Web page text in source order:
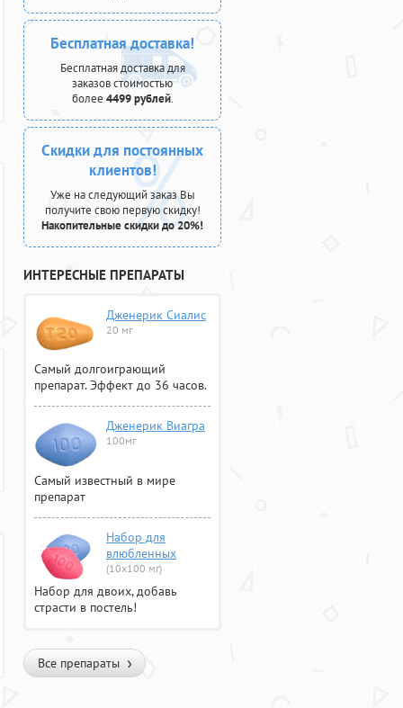
Бесплатная доставка!
Бесплатная доставка для
заказов стоимостью
более 4499 рублей.
Скидки для постоянных
клиентов!
Уже на следующий заказ Вы
получите свою первую скидку!
Накопительные скидки до 20%!
ИНТЕРЕСНЫЕ ПРЕПАРАТЫ
Дженерик Сиалис
20 мг
Самый долгоиграющий
препарат. Эффект до 36 часов.
Дженерик Виагра
100мг
Самый известный в мире
препарат
Набор для
влюбленных
(10х100 мг)
Набор для двоих, добавь
страсти в постель!
Все препараты